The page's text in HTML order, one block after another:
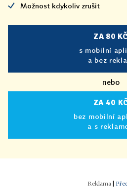
Možnost kdykoliv zrušit
ZA 80 KČ
s mobilní
a bez
nebo
ZA 40 KČ
bez mobilní
a s